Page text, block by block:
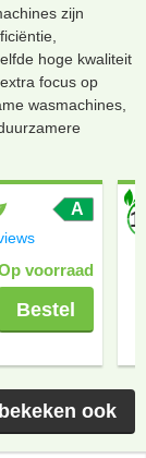
zijn
hoge kwaliteit
focus op
wasmachines,
A
voorraad
Bestel
ook